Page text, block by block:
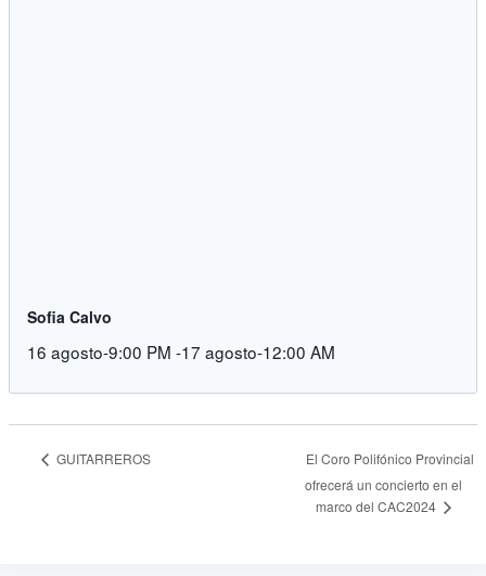
Sofia Calvo
16 agosto-9:00 PM -17 agosto-12:00 AM
GUITARREROS
El Coro Polifónico Provincial
ofrecerá un concierto en el
marco del CAC2024